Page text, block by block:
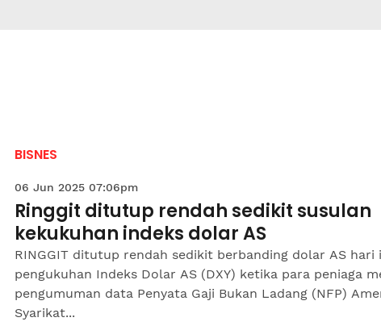
BISNES
06 Jun 2025 07:06pm
Ringgit ditutup rendah sedikit susulan
kekukuhan indeks dolar AS
RINGGIT ditutup rendah sedikit berbanding dolar AS hari
pengukuhan Indeks Dolar AS (DXY) ketika para peniaga
pengumuman data Penyata Gaji Bukan Ladang (NFP)
Syarikat...